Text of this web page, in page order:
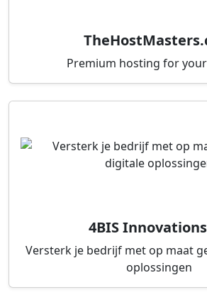
Premium hosting for
4BIS
Versterk je bedrijf met op maat
oplossingen